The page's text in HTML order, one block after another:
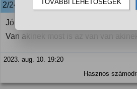
2/24 anonim válasza:
Jólét mindenkinek mást jelent.
Van akinek most is az van van
2023. aug. 10. 19:20
Hasznos